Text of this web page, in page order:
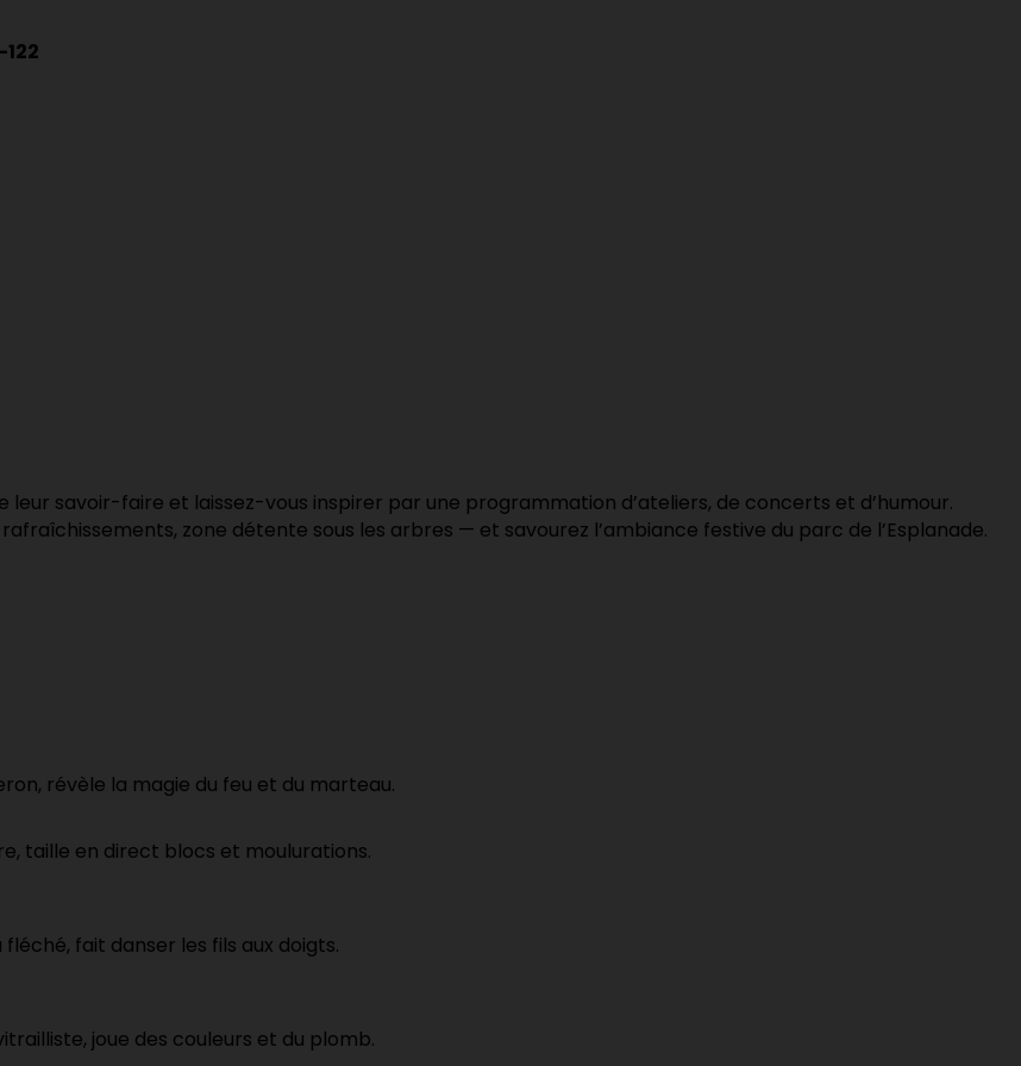
leur savoir-faire et laissez-vous inspirer par une programmation d’ateliers, de concerts et d’humour.
zone détente sous les arbres — et savourez l’ambiance festive du parc de l’Esplanade.
révèle la magie du feu et du marteau.
taille en direct blocs et moulurations.
fléché, fait danser les fils aux doigts.
joue des couleurs et du plomb.